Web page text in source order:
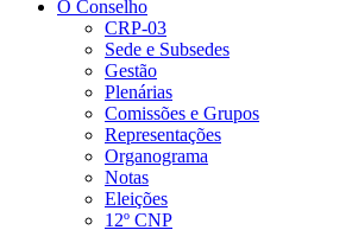
O Conselho
CRP-03
Sede e Subsedes
Gestão
Plenárias
Comissões e Grupos
Representações
Organograma
Notas
Eleições
12º CNP